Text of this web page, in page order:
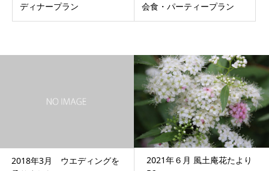
ディナープラン 会食・パーティープラン
ィングを
2021年６月 風土庵花たより
10月のお料理教